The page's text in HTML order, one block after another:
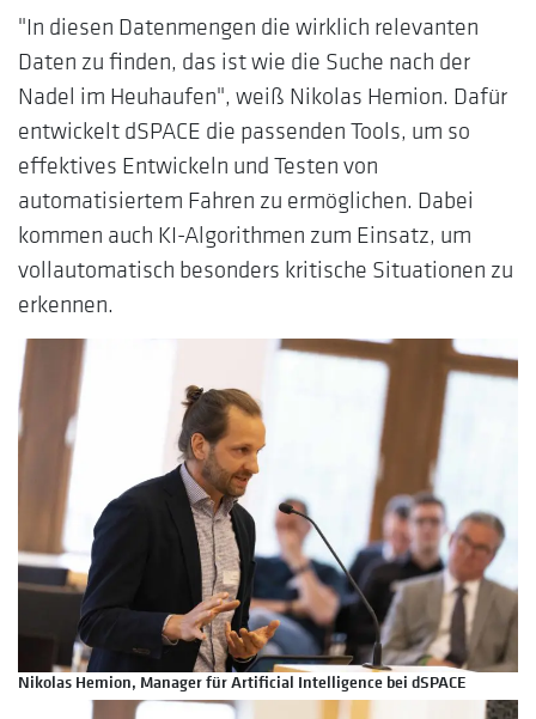
"In diesen Datenmengen die wirklich relevanten
Daten zu finden, das ist wie die Suche nach der
Nadel im Heuhaufen", weiß Nikolas Hemion. Dafür
entwickelt dSPACE die passenden Tools, um so
effektives Entwickeln und Testen von
automatisiertem Fahren zu ermöglichen. Dabei
kommen auch KI-Algorithmen zum Einsatz, um
vollautomatisch besonders kritische Situationen zu
erkennen.
Nikolas Hemion, Manager für Artificial Intelligence bei dSPACE